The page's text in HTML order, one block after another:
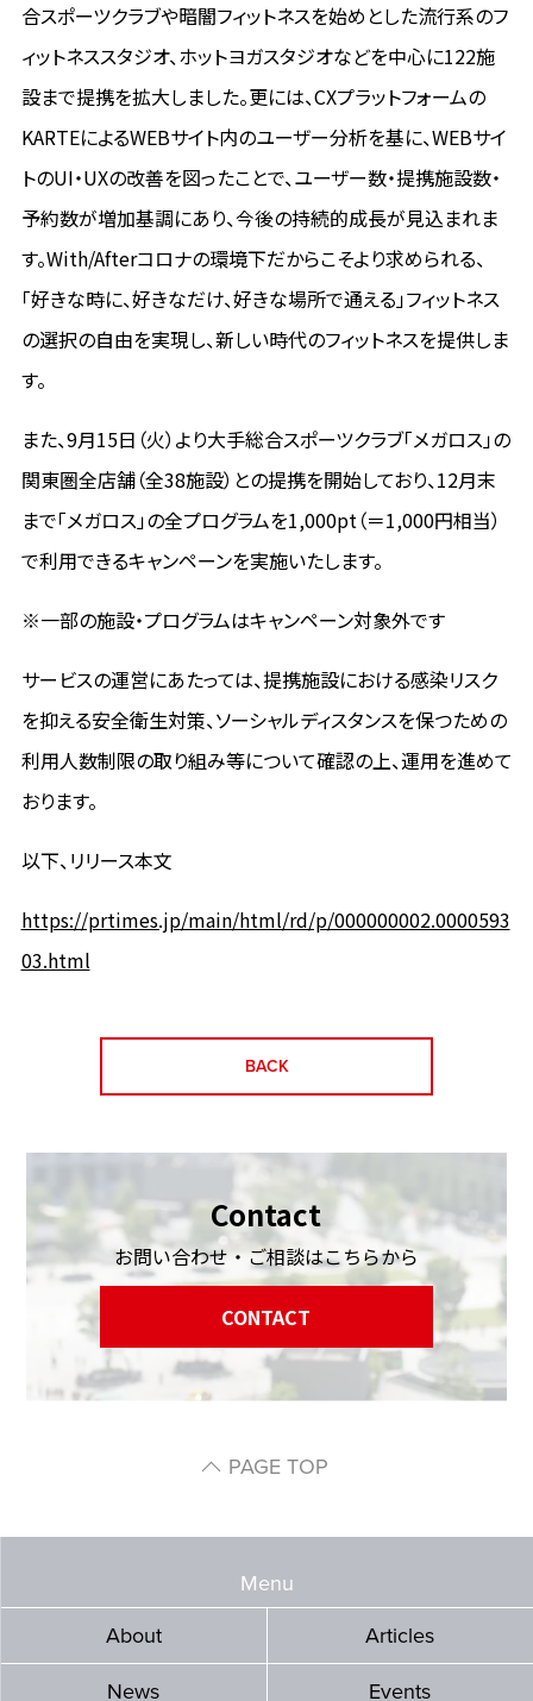
合スポーツクラブや暗闇フィットネスを始めとした流行系のフ
ィットネススタジオ、ホットヨガスタジオなどを中心に122施
設まで提携を拡大しました。更には、CXプラットフォームの
KARTEによるWEBサイト内のユーザー分析を基に、WEBサイ
トのUI・UXの改善を図ったことで、ユーザー数・提携施設数・
予約数が増加基調にあり、今後の持続的成長が見込まれま
す。With/Afterコロナの環境下だからこそより求められる、
「好きな時に、好きなだけ、好きな場所で通える」フィットネス
の選択の自由を実現し、新しい時代のフィットネスを提供しま
す。
また、9月15日（火）より大手総合スポーツクラブ「メガロス」の
関東圏全店舗（全38施設）との提携を開始しており、12月末
まで「メガロス」の全プログラムを1,000pt（＝1,000円相当）
で利用できるキャンペーンを実施いたします。
※一部の施設・プログラムはキャンペーン対象外です
サービスの運営にあたっては、提携施設における感染リスク
を抑える安全衛生対策、ソーシャルディスタンスを保つための
利用人数制限の取り組み等について確認の上、運用を進めて
おります。
以下、リリース本文
https://prtimes.jp/main/html/rd/p/000000002.0000593
03.html
BACK
Contact
お問い合わせ・ご相談はこちらから
CONTACT
PAGE TOP
Menu
About
Articles
News Events